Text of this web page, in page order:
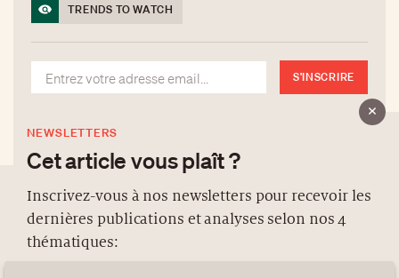
TRENDS TO WATCH
S'INSCRIRE
NEWSLETTERS
Cet article vous plaît ?
Inscrivez-vous à nos newsletters pour recevoir les
dernières publications et analyses selon nos 4
thématiques:
À PROPOS